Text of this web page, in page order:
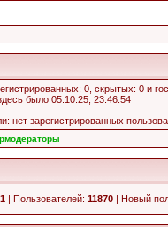
0, скрытых: 0 и
было 05.10.25, 23:46:54
нет зарегистрированных
| Пользователей: 11870 | Новый